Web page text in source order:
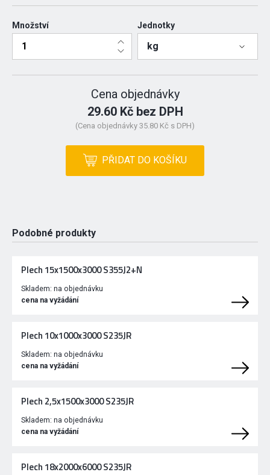
Množství Jednotky
kg
Cena objednávky
29.60 Kč bez DPH
(Cena objednávky 35.80 Kč s DPH)
PŘIDAT DO KOŠÍKU
Podobné produkty
Plech 15x1500x3000 S355J2+N
Skladem: na objednávku
cena na vyžádání
Plech 10x1000x3000 S235JR
Skladem: na objednávku
cena na vyžádání
Plech 2,5x1500x3000 S235JR
Skladem: na objednávku
cena na vyžádání
Plech 18x2000x6000 S235JR